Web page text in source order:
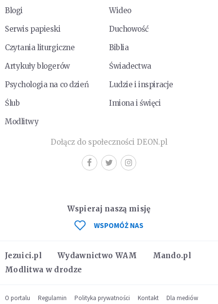
Blogi
Wideo
Serwis papieski
Duchowość
Czytania liturgiczne
Biblia
Artykuły blogerów
Świadectwa
Psychologia na co dzień
Ludzie i inspiracje
Ślub
Imiona i święci
Modlitwy
Dołącz do społeczności DEON.pl
Jezuici.pl Wydawnictwo WAM
Mando.pl
Modlitwa w drodze
Wspieraj naszą misję
WSPOMÓŻ NAS
O portalu Regulamin Polityka prywatności Kontakt Dla mediów